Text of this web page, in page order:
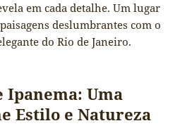
em cada detalhe. Um lugar
deslumbrantes com o
do Rio de Janeiro.
Ipanema: Uma
Estilo e Natureza